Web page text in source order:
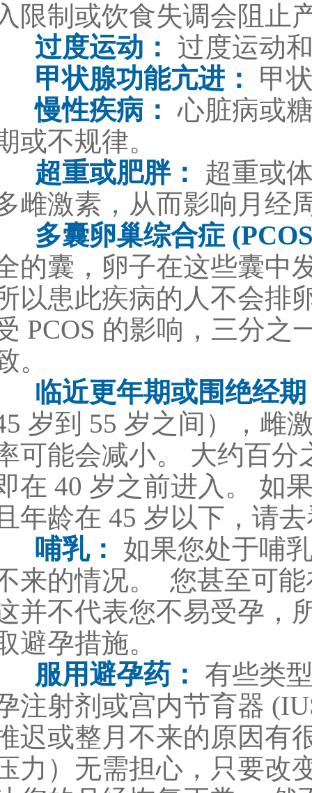
限制或饮食失调会阻止
度运动：
过度运动
状腺功能亢进：
甲
性疾病：心脏病或
或不规律。
重或肥胖：
超重或
雌激素，从而影响月经
囊卵巢综合症
的囊，卵子在这些囊中
以患此疾病的人不会排
PCOS 的影响，三分之
。
近更年期或围绝经
岁到 55 岁之间），雌
可能会减小。 大约百分
在 40 岁之前进入。 如
年龄在 45 岁以下，请
乳：
如果您处于哺
来的情况。 您甚至可
并不代表您不易受孕，
避孕措施。
用避孕药： 有些类
注射剂或宫内节育器
迟或整月不来的原因有
力）无需担心，只要改